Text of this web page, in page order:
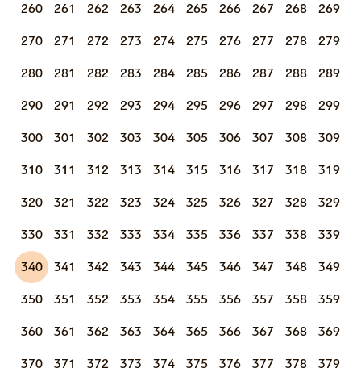
260 261 262 263 264 265 266 267 268 269
270 271 272 273 274 275 276 277 278 279
280 281 282 283 284 285 286 287 288 289
290 291 292 293 294 295 296 297 298 299
300 301 302 303 304 305 306 307 308 309
310 311 312 313 314 315 316 317 318 319
320 321 322 323 324 325 326 327 328 329
330 331 332 333 334 335 336 337 338 339
340 341 342 343 344 345 346 347 348 349
350 351 352 353 354 355 356 357 358 359
360 361 362 363 364 365 366 367 368 369
370 371 372 373 374 375 376 377 378 379